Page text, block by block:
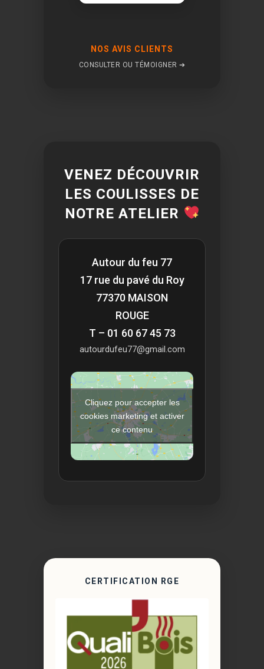
NOS AVIS CLIENTS
CONSULTER OU TÉMOIGNER ➔
VENEZ DÉCOUVRIR
LES COULISSES DE
NOTRE ATELIER
Autour du feu 77
17 rue du pavé du Roy
77370 MAISON
ROUGE
T – 01 60 67 45 73
autourdufeu77@gmail.com
Cliquez pour accepter les
cookies marketing et activer
ce contenu
CERTIFICATION RGE